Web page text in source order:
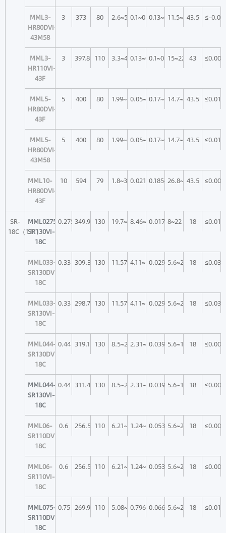
MML3-
HR80DVI-
43M58
3 373 80 2.6~5.10.1~0.20.13~0.06611.5~22.6
43.5 ≤-
MML3-
HR110VI-
43F
3 397.8 110 3.3~4.90.13~0.190.1~0.0615~22 43 ≤0.009
MML5-
HR80DVI-
43F
5 400 80 1.99~2.940.05~0.070.17~0.11414.7~2243.5 ≤0.011
MML5-
HR80DVI-
43M58
5 400 80 1.99~2.940.05~0.070.17~0.11414.7~2243.5 ≤0.011
MML10-
HR80DVI-
43F
10 594 79 1.8~3 0.021~0.0360.185~0.111
26.8~4543.5 ≤0.004
SR-
18C（1.1"）
MML0275-
SR130VI-
18C
0.275 349.9 130 19.7~55.98.46~25.160.017~0.006
8~22 18 ≤0.01
MML033-
SR130DVI-
18C
0.33 309.3 130 11.57~44.734.11~16.160.029~0.007
5.6~22 18 ≤0.033
MML033-
SR130VI-
18C
0.33 298.7 130 11.57~44.734.11~16.160.029~0.007
5.6~22 18 ≤0.033
MML044-
SR130DVI-
18C
0.44 319.1 130 8.5~24.42.31~6.590.039~0.014
5.6~16 18 ≤0.004
MML044-
SR130VI-
18C
0.44 311.4 130 8.5~24.42.31~6.590.039~0.014
5.6~16 18 ≤0.004
MML06-
SR110DVI-
18C
0.6 256.5 110 6.21~23.961.24~4.890.053~0.013
5.6~22 18 ≤0.005
MML06-
SR110VI-
18C
0.6 256.5 110 6.21~23.961.24~4.890.053~0.013
5.6~22 18 ≤0.005
MML075-
SR110DVI-
18C
0.75 269.9 110 5.08~19.70.796~3.1290.066~0.017
5.6~22 18 ≤0.018